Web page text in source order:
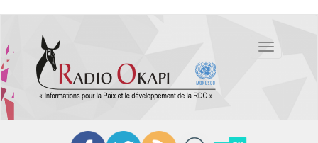
contenu
principal
Toggle